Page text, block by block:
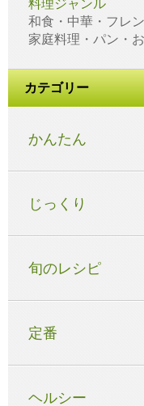
料理ジャンル
和食・中華・フレ
家庭料理・パン・
カテゴリー
かんたん
じっくり
旬のレシピ
定番
ヘルシー